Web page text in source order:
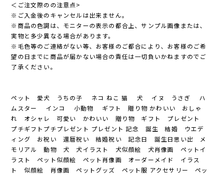
＜ご注文際のの注意点>
※ご入金後のキャンセルは出来ません。
※商品の色調は、モニターの表示の都合上、サンプル画像または、
実物と多少異なる場合があります。
※毛色等のご連絡がない等、お客様のご都合により、お客様のご希
望の日までに商品が届かない場合の責任は一切負いかねますのでご
了承ください。
ペット 愛犬 うちの子 ネコ ねこ 猫 犬 イヌ うさぎ ハ
ムスター インコ 小動物 ギフト 贈り物 かわいい おしゃ
れ オシャレ 可愛い かわいい 贈り物 ギフト プレゼント
プチギフトプチプレゼント プレゼント 記念 誕生 結婚 ウエデ
ィング お祝い 還暦祝い 結婚祝い 記念日 誕生日思い出 メ
モリアル 動物 犬 犬イラスト 犬似顔絵 犬肖像画 ペットイ
ラスト ペット似顔絵 ペット肖像画 オーダーメイド イラス
ト 似顔絵 肖像画 ペットグッズ ペット服 アクセサリー ペッ